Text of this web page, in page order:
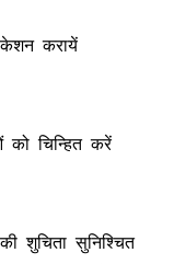
करायें
को चिन्हित करें
की शुचिता सुनिश्चित